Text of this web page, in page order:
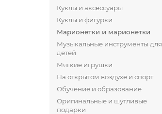
Куклы и аксессуары
Куклы и фигурки
Марионетки и марионетки
Музыкальные инструменты для
детей
Мягкие игрушки
На открытом воздухе и спорт
Обучение и образование
Оригинальные и шутливые
подарки